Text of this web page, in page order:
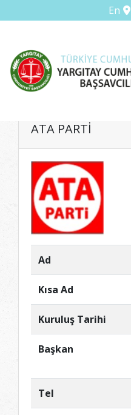
En
ATA PARTİ
Ad
Kısa Ad
Kuruluş Tarihi
Başkan
Tel